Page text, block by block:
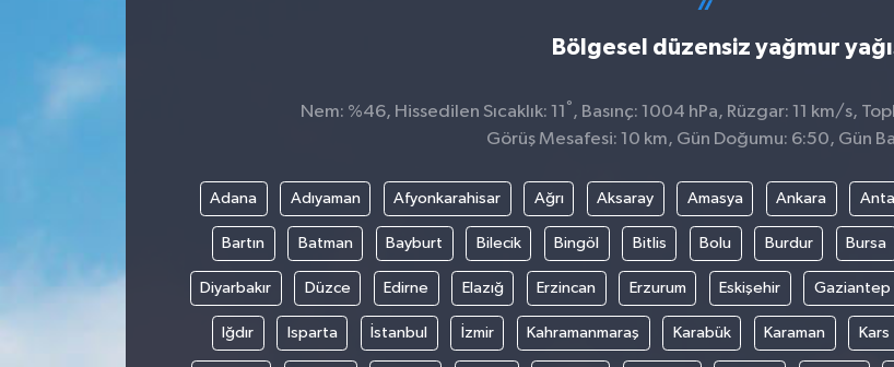
Bölgesel düzensiz yağmur
Nem: %46, Hissedilen Sıcaklık: 11 ° , Basınç: 1004 hPa, Rüzgar: 11 km/s,
Görüş Mesafesi: 10 km, Gün Doğumu: 6:50, Gün
Adana Adıyaman Afyonkarahisar Ağrı Aksaray Amasya Ankara
Bartın Batman Bayburt Bilecik Bingöl Bitlis Bolu Burdur Bursa
Diyarbakır Düzce Edirne Elazığ Erzincan Erzurum Eskişehir Gaziantep
Iğdır Isparta İstanbul İzmir Kahramanmaraş Karabük Karaman Kars